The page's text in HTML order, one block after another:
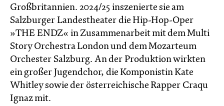
Großbritannien. 2024/25 inszenierte sie am
Salzburger Landestheater die Hip-Hop-Oper
»THE ENDZ« in Zusammenarbeit mit dem Multi
Story Orchestra London und dem Mozarteum
Orchester Salzburg. An der Produktion wirkten
ein großer Jugendchor, die Komponistin Kate
Whitley sowie der österreichische Rapper Craqu
Ignaz mit.